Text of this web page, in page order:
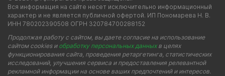
Вся информация на сайте несет исключительно информационный
характер и не является публичной офертой. ИП Пономарева Н. В.
ИНН 780202390508 ОГРН 320784700288152
Продолжая работу с сайтом, вы даете согласие на использование
сайтом cookies и обработку персональных данныхв целях
функционирования сайта, проведения ретаргетинга, статистических
исследований, улучшения сервиса и предоставления релевантной
рекламной информации на основе ваших предпочтений и интересов.